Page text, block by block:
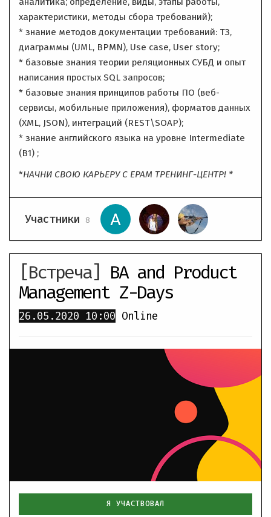
характеристики, методы сбора требований);
* знание методов документации требований: ТЗ,
диаграммы (UML, BPMN), Use case, User story;
* базовые знания теории реляционных СУБД и опыт
написания простых SQL запросов;
* базовые знания принципов работы ПО (веб-
сервисы, мобильные приложения), форматов данных
(XML, JSON), интеграций (REST\SOAP);
* знание английского языка на уровне Intermediate
(B1) ;
*НАЧНИ СВОЮ КАРЬЕРУ С ЕРАМ ТРЕНИНГ-ЦЕНТР! *
Участники 8
[Встреча]
BA and Product
Management Z-Days
26.05.2020 10:00 Online
Я УЧАСТВОВАЛ